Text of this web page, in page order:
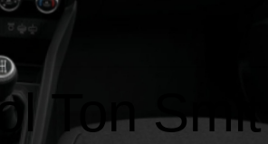
Ton Smit